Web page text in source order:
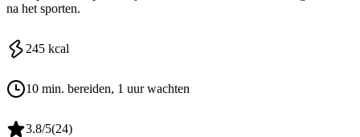
na het sporten.
245 kcal
10 min. bereiden, 1 uur wachten
3.8/5(24)